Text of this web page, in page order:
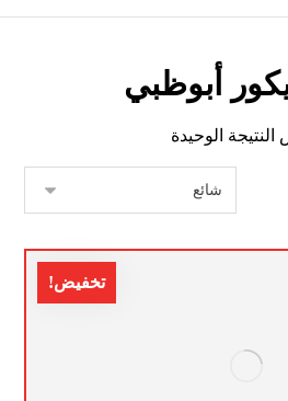
أبوظبي
الوحيدة
تخفيض!